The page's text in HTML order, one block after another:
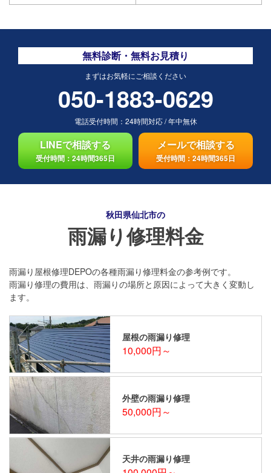
無料診断・無料お見積り
まずはお気軽にご相談ください
050-1883-0629
電話受付時間： 24時間対応/年中無休
LINEで相談する
受付時間：24時間365日
メールで相談する
受付時間：24時間365日
秋田県仙北市の
雨漏り修理料金
雨漏り屋根修理DEPOの各種雨漏り修理料金の参考例です。
雨漏り修理の費用は、雨漏りの場所と原因によって大きく変動し
ます。
屋根の雨漏り修理
10,000円～
外壁の雨漏り修理
50,000円～
天井の雨漏り修理